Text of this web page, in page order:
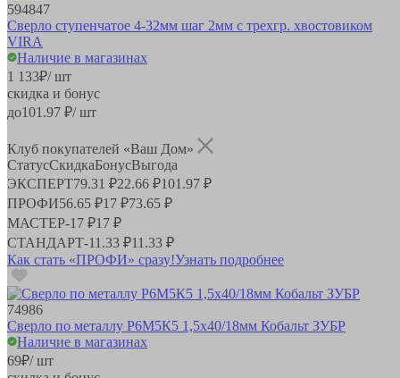
594847
Сверло ступенчатое 4-32мм шаг 2мм с трехгр. хвостовиком
VIRA
Наличие в магазинах
1 133₽/ шт
скидка и бонус
до101.97 ₽/ шт
Клуб покупателей «Ваш Дом»
СтатусСкидкаБонусВыгода
ЭКСПЕРТ79.31 ₽22.66 ₽101.97 ₽
ПРОФИ56.65 ₽17 ₽73.65 ₽
МАСТЕР-17 ₽17 ₽
СТАНДАРТ-11.33 ₽11.33 ₽
Как стать «ПРОФИ» сразу!Узнать подробнее
74986
Сверло по металлу Р6М5К5 1,5х40/18мм Кобальт ЗУБР
Наличие в магазинах
69₽/ шт